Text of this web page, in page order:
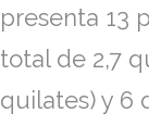
presenta 13
total de 2,7
quilates) y 6